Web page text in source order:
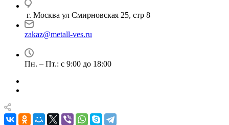
г. Москва ул Смирновская 25, стр 8
zakaz@metall-ves.ru
Пн. – Пт.: с 9:00 до 18:00